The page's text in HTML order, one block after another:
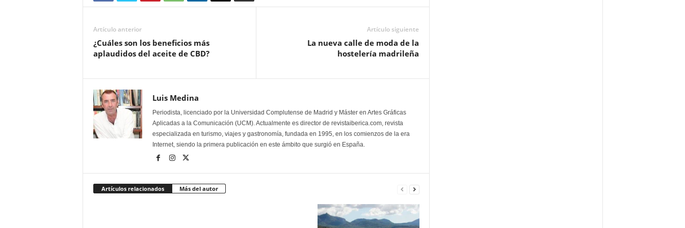
Artículo anterior
¿Cuáles son los beneficios más
aplaudidos del aceite de CBD?
Artículo siguiente
La nueva calle de moda de la
hostelería madrileña
Luis Medina
Periodista, licenciado por la Universidad Complutense de Madrid y Máster en Artes Gráficas
Aplicadas a la Comunicación (UCM). Actualmente es director de revistaiberica.com, revista
especializada en turismo, viajes y gastronomía, fundada en 1995, en los comienzos de la era
Internet, siendo la primera publicación en este ámbito que surgió en España.
Artículos relacionados Más del autor